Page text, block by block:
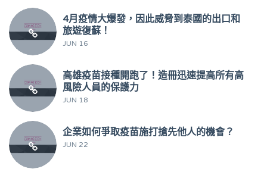
4月疫情大爆發，因此威脅到泰國的出口和
旅遊復蘇！
JUN 16
高雄疫苗接種開跑了！造冊迅速提高所有高
風險人員的保護力
JUN 18
企業如何爭取疫苗施打搶先他人的機會？
JUN 22